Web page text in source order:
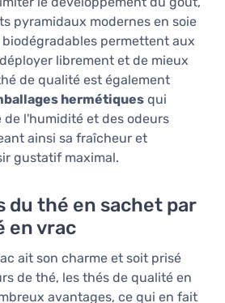
pyramidaux modernes en soie
permettent aux
librement et de mieux
de qualité est également
hermétiques qui
de l'humidité et des odeurs
ainsi sa fraîcheur et
gustatif maximal.
du thé en sachet par
en vrac
ait son charme et soit prisé
de thé, les thés de qualité en
avantages, ce qui en fait